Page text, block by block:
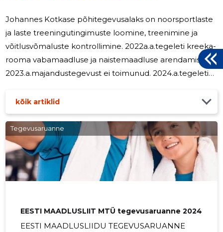
Johannes Kotkase põhitegevusalaks on noorsportlaste
ja laste treeningutingimuste loomine, treenimine ja
võitlusvõmaluste kontrollimine. 2022a.a.tegeleti kreeka-
rooma vabamaadluse ja naistemaadluse arendamisega.
2023.a.majandustegevust ei toimunud. 2024.a.tegeleti
naistemaadluse arendamisega. oimusid spordiklubi
üritused. Aruandeaastal ei olnud Johannes Kokas
Spordiklubis ühtegi täiskohaga töötajat. Juhatusele
töötasu ei makstud.
kõik artiklid
Tegevusaruanne
EESTI MAADLUSLIIT MTÜ tegevusaruanne 2024
EESTI MAADLUSLIIDU TEGEVUSARUANNE